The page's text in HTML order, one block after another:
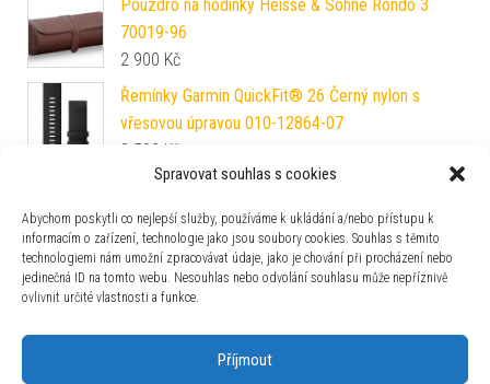
Spravovat souhlas s cookies
Abychom poskytli co nejlepší služby, používáme k ukládání a/nebo přístupu k
informacím o zařízení, technologie jako jsou soubory cookies. Souhlas s těmito
technologiemi nám umožní zpracovávat údaje, jako je chování při procházení nebo
jedinečná ID na tomto webu. Nesouhlas nebo odvolání souhlasu může nepříznivě
ovlivnit určité vlastnosti a funkce.
Příjmout
Pouzdro na hodinky Heisse & Söhne Rondo 3
70019-96
2 900 Kč
Řemínky Garmin QuickFit® 26 Černý nylon s
vřesovou úpravou 010-12864-07
3 590 Kč
Candino Titanium C4606/B
5 190Kč
Festina Mademoiselle 20601/1
3 490Kč